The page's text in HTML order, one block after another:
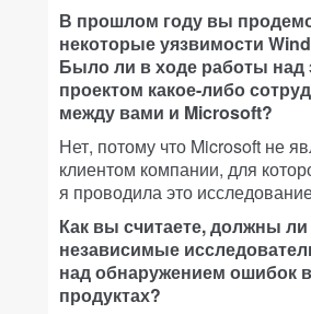
В прошлом году вы
некоторые уязвимости
Было ли в ходе работы над
проектом какое-либо
между вами и Microsoft?
Нет, потому что Microsoft не
клиентом компании, для
я проводила это
Как вы считаете, должны ли
независимые
над обнаружением ошибок
продуктах?